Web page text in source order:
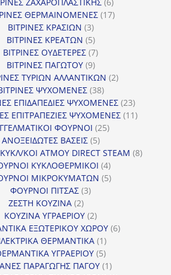
προϊόντα
ΘΕΡΜΑΙΝΟΜΕΝΕΣ 1717
ΒΙΤΡΙΝΕΣ ΚΡΑΣΙΩΝ 33
προϊόντα
ΒΙΤΡΙΝΕΣ ΚΡΕΑΤΩΝ 55
προϊόντα
ΒΙΤΡΙΝΕΣ ΟΥΔΕΤΕΡΕΣ 77
ΒΙΤΡΙΝΕΣ ΠΑΓΩΤΟΥ 99
προϊόντα
ΤΥΡΙΩΝ ΑΛΛΑΝΤΙΚΩΝ 22
ΨΥΧΟΜΕΝΕΣ 3838
προϊόντα
ΕΠΙΔΑΠΕΔΙΕΣ ΨΥΧΟΜΕΝΕΣ 2323
προϊόντα
ΕΠΙΤΡΑΠΕΖΙΕΣ ΨΥΧΟΜΕΝΕΣ 1111
ΦΟΥΡΝΟΙ 2525
ΑΝΟΞΕΙΔΩΤΕΣ ΒΑΣΕΙΣ 55
προϊόντα
ΚΟΙ ΑΤΜΟΥ DIRECT STEAM 88
ΚΥΚΛΟΘΕΡΜΙΚΟΙ 44
προϊόντα
ΜΙΚΡΟΚΥΜΑΤΩΝ 55
ΦΟΥΡΝΟΙ ΠΙΤΣΑΣ 33
ΖΕΣΤΗ ΚΟΥΖΙΝΑ 22
προϊόντα
ΚΟΥΖΙΝΑ ΥΓΡΑΕΡΙΟΥ 22
προϊόντα
ΕΞΩΤΕΡΙΚΟΥ ΧΩΡΟΥ 66
ΘΕΡΜΑΝΤΙΚΑ 11
προϊόν
ΥΓΡΑΕΡΙΟΥ 55
προϊόντα
ΠΑΡΑΓΩΓΗΣ ΠΑΓΟΥ 11